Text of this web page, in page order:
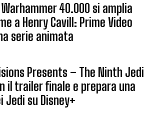
Warhammer 40.000 si amplia
a Henry Cavill: Prime Video
serie animata
Presents – The Ninth Jedi
il trailer finale e prepara una
Jedi su Disney+